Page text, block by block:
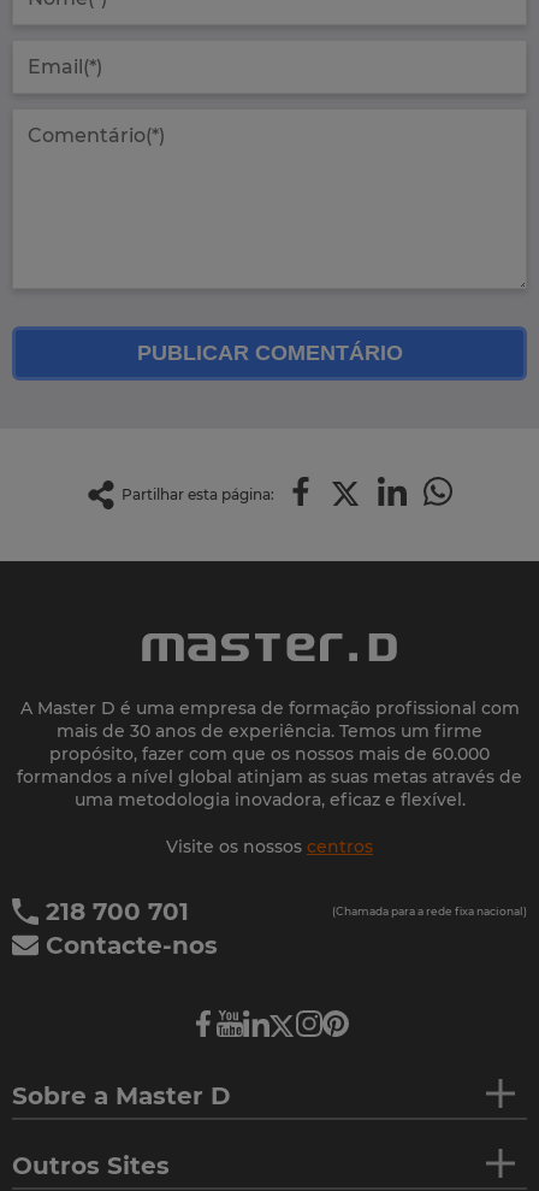
PUBLICAR COMENTÁRIO
Partilhar esta página:
A Master D é uma empresa de formação profissional com
mais de 30 anos de experiência. Temos um firme
propósito, fazer com que os nossos mais de 60.000
formandos a nível global atinjam as suas metas através de
uma metodologia inovadora, eficaz e flexível.
Visite os nossos centros
218 700 701 (Chamada para a rede fixa nacional)
Contacte-nos
Sobre a Master D
Outros Sites